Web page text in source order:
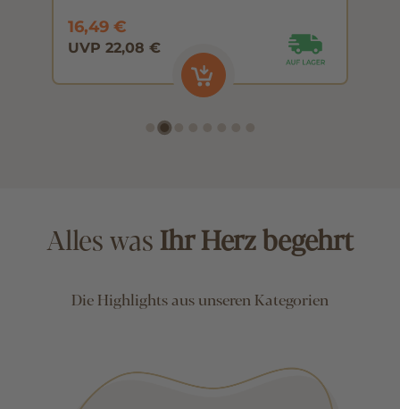
16,49 €
UVP 22,08 €
Alles wasIhr Herz begehrt
Die Highlights aus unseren Kategorien